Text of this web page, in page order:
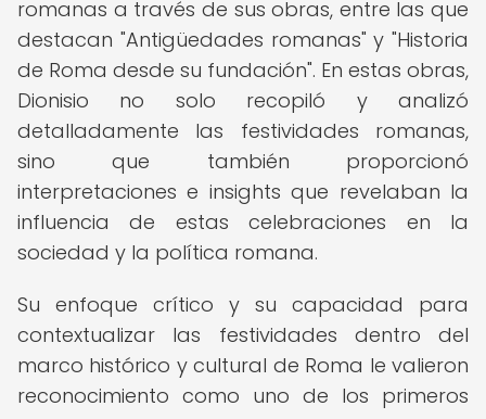
romanas a través de sus obras, entre las que
destacan "Antigüedades romanas" y "Historia
de Roma desde su fundación". En estas obras,
Dionisio no solo recopiló y analizó
detalladamente las festividades romanas,
sino que también proporcionó
interpretaciones e insights que revelaban la
influencia de estas celebraciones en la
sociedad y la política romana.
Su enfoque crítico y su capacidad para
contextualizar las festividades dentro del
marco histórico y cultural de Roma le valieron
reconocimiento como uno de los primeros